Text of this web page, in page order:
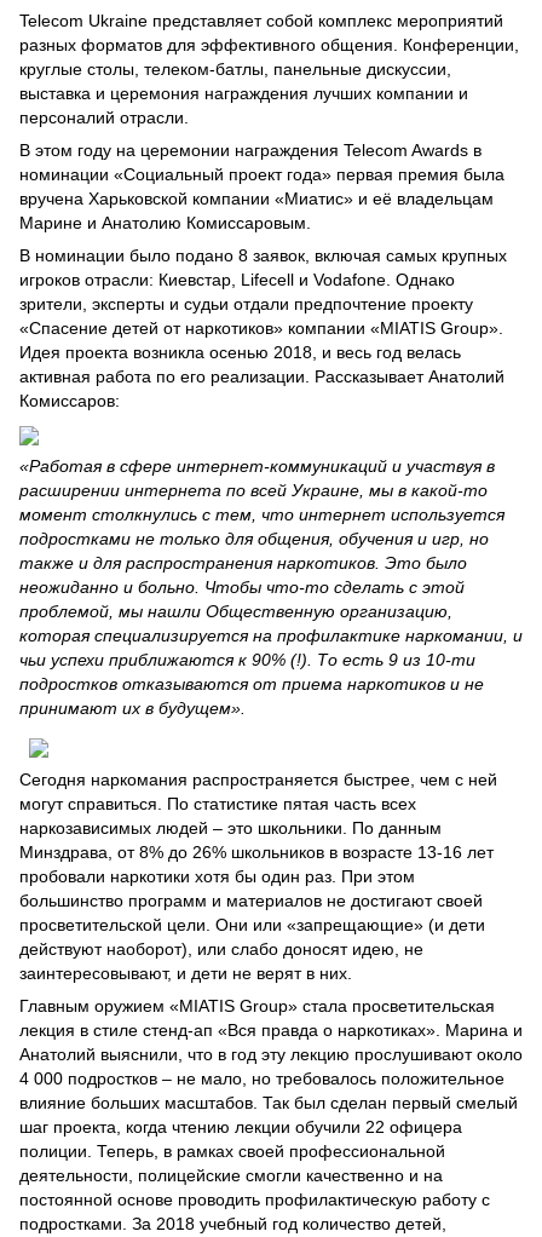
Telecom Ukraine представляет собой комплекс мероприятий
разных форматов для эффективного общения. Конференции,
круглые столы, телеком-батлы, панельные дискуссии,
выставка и церемония награждения лучших компании и
персоналий отрасли.
В этом году на церемонии награждения Telecom Awards в
номинации «Социальный проект года» первая премия была
вручена Харьковской компании «Миатис» и её владельцам
Марине и Анатолию Комиссаровым.
В номинации было подано 8 заявок, включая самых крупных
игроков отрасли: Киевстар, Lifecell и Vodafone. Однако
зрители, эксперты и судьи отдали предпочтение проекту
«Спасение детей от наркотиков» компании «MIATIS Group».
Идея проекта возникла осенью 2018, и весь год велась
активная работа по его реализации. Рассказывает Анатолий
Комиссаров:
«Работая в сфере интернет-коммуникаций и участвуя в
расширении интернета по всей Украине, мы в какой-то
момент столкнулись с тем, что интернет используется
подростками не только для общения, обучения и игр, но
также и для распространения наркотиков. Это было
неожиданно и больно. Чтобы что-то сделать с этой
проблемой, мы нашли Общественную организацию,
которая специализируется на профилактике наркомании, и
чьи успехи приближаются к 90% (!). То есть 9 из 10-ти
подростков отказываются от приема наркотиков и не
принимают их в будущем».
Сегодня наркомания распространяется быстрее, чем с ней
могут справиться. По статистике пятая часть всех
наркозависимых людей – это школьники. По данным
Минздрава, от 8% до 26% школьников в возрасте 13-16 лет
пробовали наркотики хотя бы один раз. При этом
большинство программ и материалов не достигают своей
просветительской цели. Они или «запрещающие» (и дети
действуют наоборот), или слабо доносят идею, не
заинтересовывают, и дети не верят в них.
Главным оружием «MIATIS Group» стала просветительская
лекция в стиле стенд-ап «Вся правда о наркотиках». Марина и
Анатолий выяснили, что в год эту лекцию прослушивают около
4 000 подростков – не мало, но требовалось положительное
влияние больших масштабов. Так был сделан первый смелый
шаг проекта, когда чтению лекции обучили 22 офицера
полиции. Теперь, в рамках своей профессиональной
деятельности, полицейские смогли качественно и на
постоянной основе проводить профилактическую работу с
подростками. За 2018 учебный год количество детей,